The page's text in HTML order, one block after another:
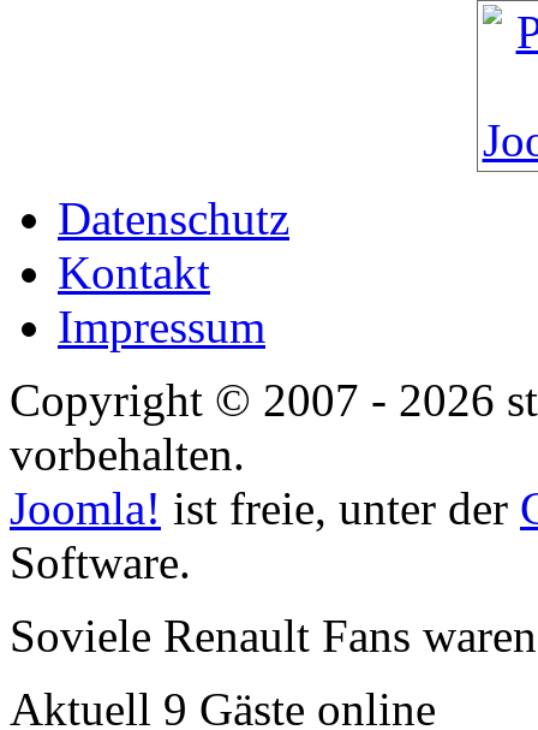
Datenschutz
Kontakt
Impressum
Copyright © 2007 - 2026
vorbehalten.
Joomla! ist freie, unter der
Software.
Soviele Renault Fans
Aktuell 9 Gäste online